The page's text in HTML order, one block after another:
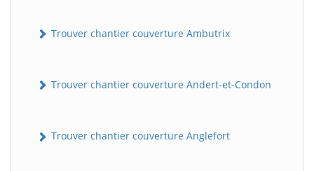
Trouver chantier couverture Ambutrix
Trouver chantier couverture Andert-et-Condon
Trouver chantier couverture Anglefort